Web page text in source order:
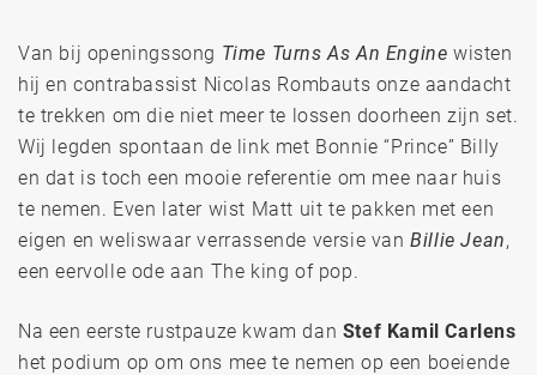
Van bij openingssong Time Turns As An Engine wisten
hij en contrabassist Nicolas Rombauts onze aandacht
te trekken om die niet meer te lossen doorheen zijn set.
Wij legden spontaan de link met Bonnie “Prince” Billy
en dat is toch een mooie referentie om mee naar huis
te nemen. Even later wist Matt uit te pakken met een
eigen en weliswaar verrassende versie vanBillie Jean,
een eervolle ode aan The king of pop.
Na een eerste rustpauze kwam dan Stef Kamil Carlens
het podium op om ons mee te nemen op een boeiende